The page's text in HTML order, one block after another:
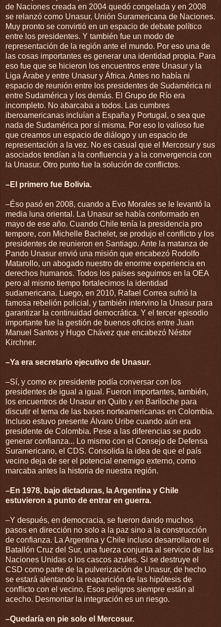
de Naciones creada en 2004 quedó congelada y en 2008
se relanzó como Unasur, Unión Suramericana de Naciones.
Muy pronto se convirtió en un espacio de debate político
entre los presidentes. Y también fue un modo de
representación de la región ante el mundo. Por eso una de
las cosas importantes es generar una identidad propia. Para
eso fue que se hicieron los encuentros entre Unasur y la
Liga Árabe y entre Unasur y África. Antes no había ni
espacio de reunión entre los presidentes de Sudamérica ni
entre Sudamérica y los demás. El Grupo de Río era
incompleto. No abarcaba a todos. Las cumbres
iberoamericanas incluían a España y Portugal, o sea que
nada de Sudamérica por sí misma. Por eso lo valioso fue
que creamos un espacio de diálogo y un espacio de
representación a la vez. No es casual que el Mercosur y sus
asociados tendían a la confluencia y a la convergencia con
la Unasur. Otro punto fue la solución de conflictos.
–El primero fue Bolivia.
–Éso pasó en 2008, cuando a Evo Morales se le levantó la
media luna oriental. La Unasur se había conformado en
mayo de ese año. Cuando Chile tenía la presidencia pro
tempore, con Michelle Bachelet, se produjo el conflicto y los
presidentes de reunieron en Santiago. Ante la matanza de
Pando Unasur envió una misión que encabezó Rodolfo
Matarollo, un abogado nuestro de enorme experiencia en
derechos humanos. Todos los países seguimos en la OEA
pero al mismo tiempo fortalecimos la identidad
sudamericana. Luego, en 2010, Rafael Correa sufrió la
famosa rebelión policial, y también intervino la Unasur para
garantizar la continuidad democrática. Y el tercer episodio
importante fue la gestión de buenos oficios entre Juan
Manuel Santos y Hugo Chávez que encabezó Néstor
Kirchner.
–Ya era secretario ejecutivo de Unasur.
–Sí, y como ex presidente podía conversar con los
presidentes de igual a igual. Fueron importantes, también,
los encuentros de Unasur en Quito y en Bariloche para
discutir el tema de las bases norteamericanas en Colombia.
Incluso estuvo presente Álvaro Uribe cuando aún era
presidente de Colombia. Pese a las diferencias se pudo
generar confianza... Lo mismo con el Consejo de Defensa
Suramericano, el CDS. Consolida la idea de que el país
vecino deja de ser el potencial enemigo externo, como
marcaba antes la historia de nuestra región.
–En 1978, bajo dictaduras, la Argentina y Chile
estuvieron a punto de entrar en guerra.
–Y después, en democracia, se fueron dando muchos
pasos en dirección no solo a la paz sino a la construcción
de confianza. La Argentina y Chile incluso desarrollaron el
Batallón Cruz del Sur, una fuerza conjunta al servicio de las
Naciones Unidas o los cascos azules. Si se destruye el
CSD como parte de la pulverización de Unasur, de hecho
se estará alentando la reaparición de las hipótesis de
conflicto con el vecino. Esos peligros siempre están al
acecho. Desmontar la integración es un riesgo.
–Quedaría en pie solo el Mercosur.